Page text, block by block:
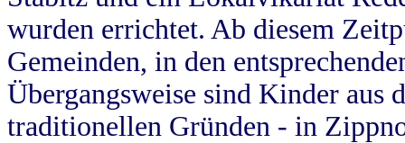
wurden errichtet. Ab diesem
Gemeinden, in den
Übergangsweise sind Kinder aus
traditionellen Gründen - in